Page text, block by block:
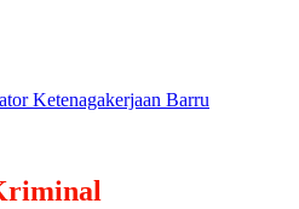
Ketenagakerjaan Barru